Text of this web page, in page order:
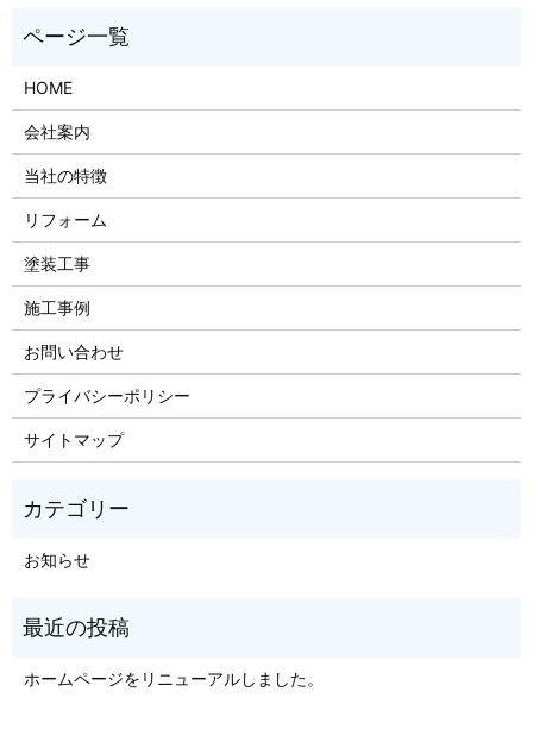
HOME
会社案内
当社の特徴
リフォーム
塗装工事
施工事例
お問い合わせ
プライバシーポリシー
サイトマップ
お知らせ
ホームページをリニューアルしました。